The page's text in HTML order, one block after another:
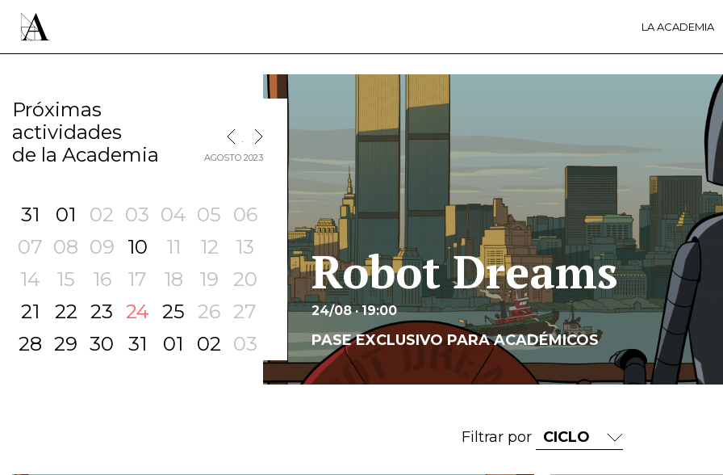
LA ACADEMIA
Próximas
actividades
de la Academia
MES ANTERIOR
MES SIGUIENTE
AGOSTO 2023
31 01 02 03 04 05 06
07 08 09 10 11 12
13
14
15 16 17 18 19
20
21
22 23 24 25 26 27
28 29 30 31 01 02 03
Robot Dreams
24/08 · 19:00
PASE EXCLUSIVO PARA ACADÉMICOS
Filtrar por
LA